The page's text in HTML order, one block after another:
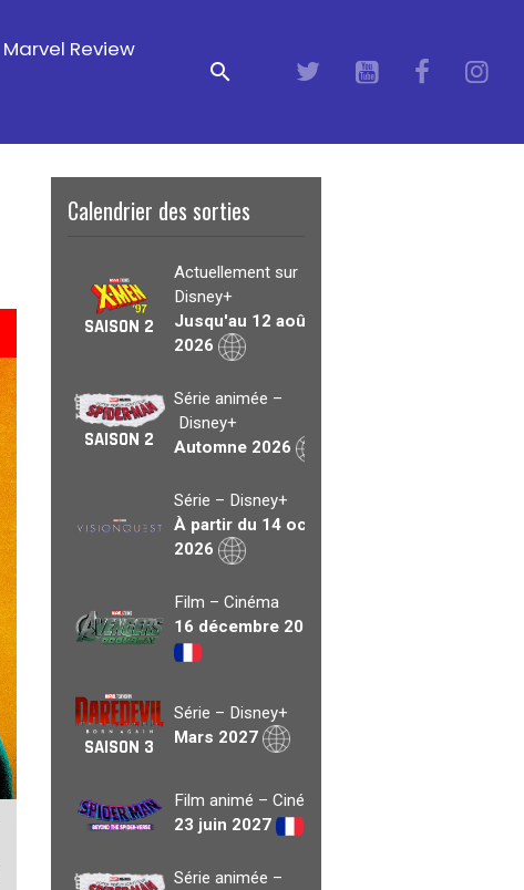
Marvel Review
Calendrier des sorties
SAISON 2
Actuellement sur
Disney+
Jusqu'au 12 août
2026
SAISON 2
Série animée –
Disney+
Automne 2026
Série – Disney+
À partir du 14 oct.
2026
Film – Cinéma
16 décembre 2026
SAISON 3
Série – Disney+
Mars 2027
Film animé – Cinéma
23 juin 2027
Série animée –